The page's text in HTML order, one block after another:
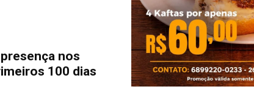
nos
100 dias